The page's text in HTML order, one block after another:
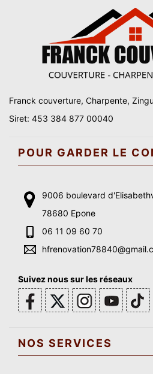
Franck couverture, Charpente,
Siret: 453 384 877 00040
POUR GARDER LE
9006 boulevard
78680 Epone
06 11 09 60 70
Suivez nous sur les réseaux
NOS SERVICES